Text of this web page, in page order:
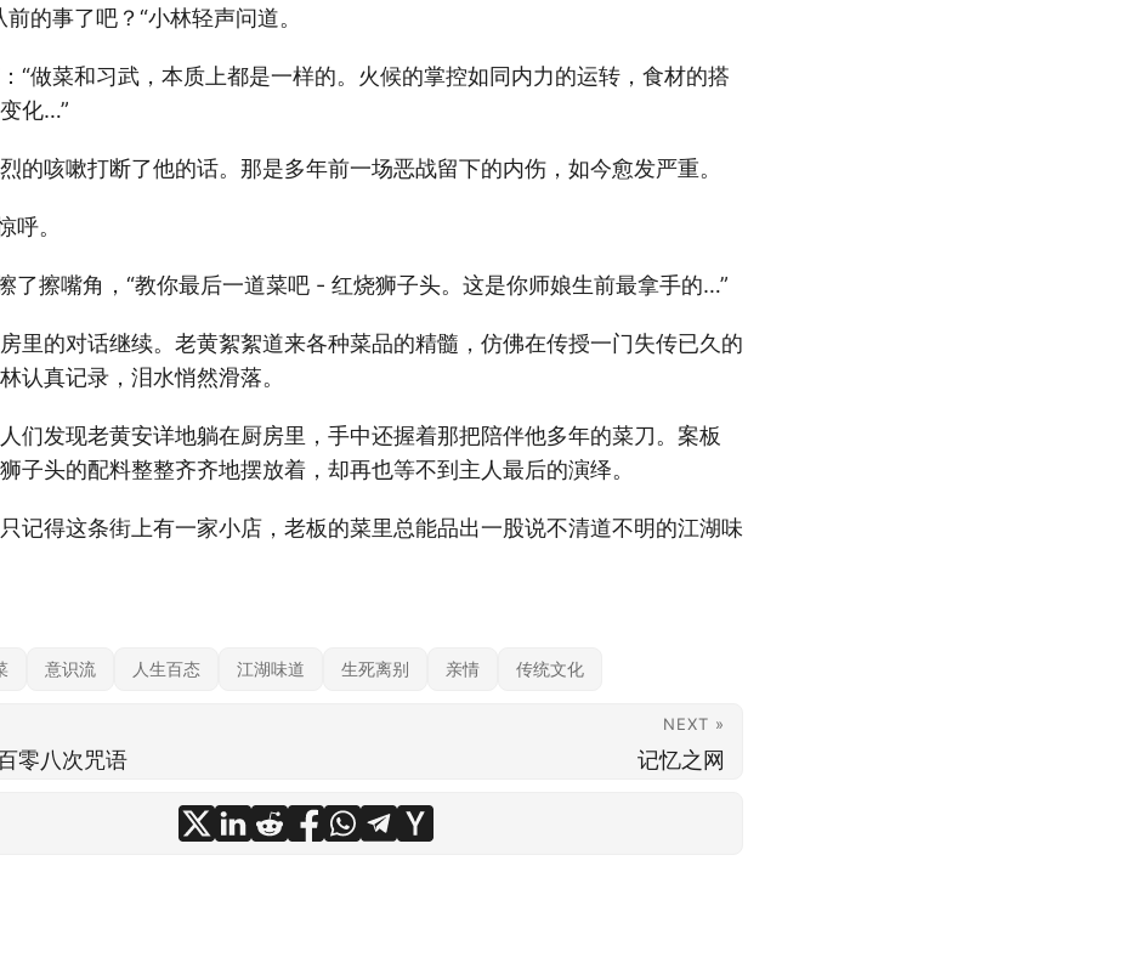
的事了吧？“小林轻声问道。
“做菜和习武，本质上都是一样的。火候的掌控如同内力的运转，食材的搭
化…”
的咳嗽打断了他的话。那是多年前一场恶战留下的内伤，如今愈发严重。
呼。
了擦嘴角，“教你最后一道菜吧 - 红烧狮子头。这是你师娘生前最拿手的…”
里的对话继续。老黄絮絮道来各种菜品的精髓，仿佛在传授一门失传已久的
认真记录，泪水悄然滑落。
们发现老黄安详地躺在厨房里，手中还握着那把陪伴他多年的菜刀。案板
子头的配料整整齐齐地摆放着，却再也等不到主人最后的演绎。
记得这条街上有一家小店，老板的菜里总能品出一股说不清道不明的江湖味
意识流 人生百态 江湖味道 生死离别 亲情 传统文化
零八次咒语
NEXT »
记忆之网